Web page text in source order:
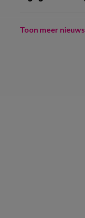
Toon meer nieuws